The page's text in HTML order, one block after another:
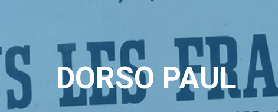
DORSO PAUL